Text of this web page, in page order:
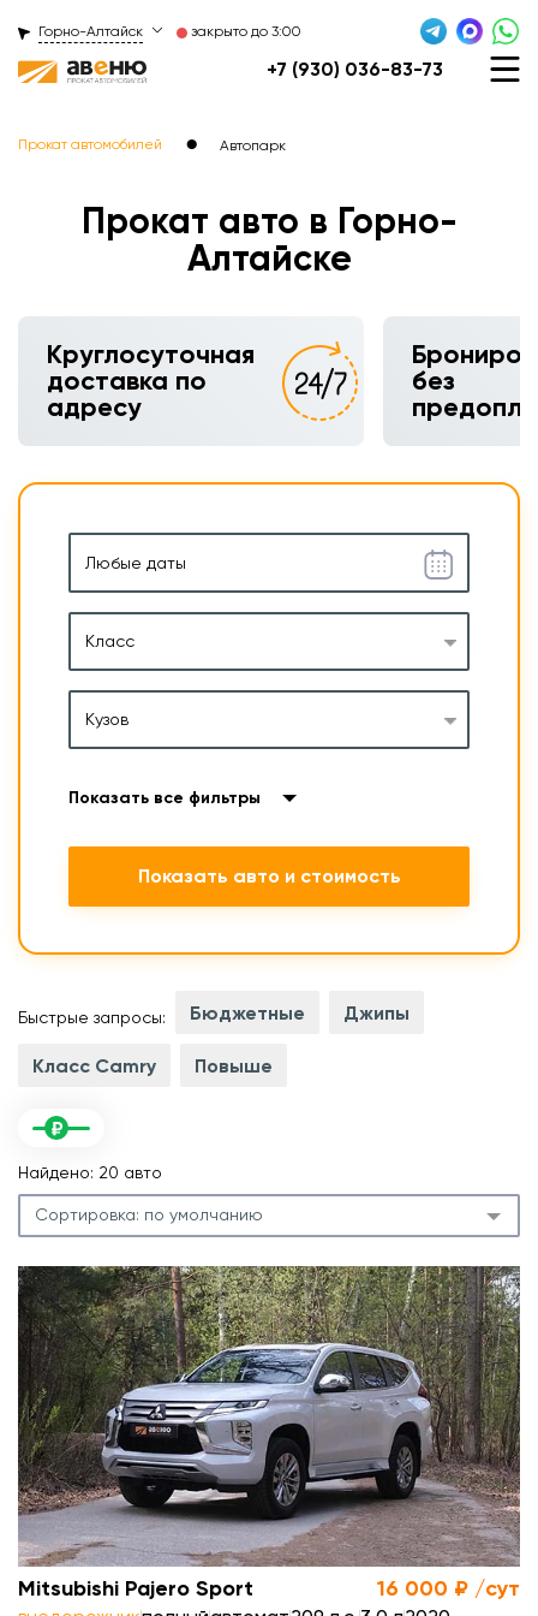
Горно-Алтайск закрыто до 3:00
+7 (930) 036-83-73
Прокат автомобилей ● Автопарк
Прокат авто в Горно-
Алтайске
Круглосуточная
доставка по
адресу
без
Класс
Кузов
Показать все фильтры
Показать авто и стоимость
Быстрые запросы: Бюджетные Джипы
Класс Camry Повыше
Найдено: 20 авто
Сортировка: по умолчанию
Mitsubishi Pajero Sport 16 000 ₽ /сут